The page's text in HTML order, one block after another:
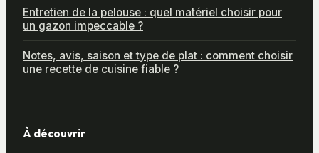
Entretien de la pelouse : quel matériel choisir pour
un gazon impeccable ?
Notes, avis, saison et type de plat : comment choisir
une recette de cuisine fiable ?
À découvrir